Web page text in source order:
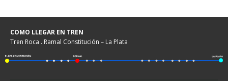
COMO LLEGAR EN TREN
Tren Roca . Ramal Constitución – La Plata